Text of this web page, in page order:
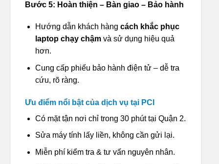
Bước 5: Hoàn thiện – Bàn giao – Bảo hành
Hướng dẫn khách hàng cách khắc phục
laptop chạy chậmvà sử dụng hiệu quả
hơn.
Cung cấp phiếu bảo hành điện tử – dễ tra
cứu, rõ ràng.
Ưu điểm nổi bật của dịch vụ tại PCI
Có mặt tận nơi chỉ trong 30 phút tại Quận 2.
Sửa máy tính lấy liền, không cần gửi lại.
Miễn phí kiểm tra & tư vấn nguyên nhân.